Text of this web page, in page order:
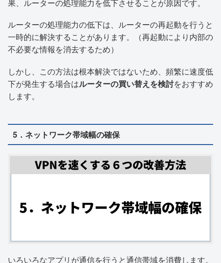
果、ルーターの処理能力を低下させることが原因です。
ルーターの処理能力の低下は、ルーターの再起動を行うと
一時的に解決することがあります。（再起動により内部の
不必要な情報を消去するため）
しかし、この方法は根本解決ではないため、頻繁に速度低
下が発生する場合はルーターの買い替えを検討をおすすめ
します。
5．ネットワーク帯域幅の確保
いろいろなアプリが通信を行うと通信帯域を消費します。